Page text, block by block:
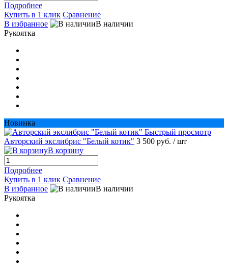
Подробнее
Купить в 1 клик Сравнение
В избранное
В наличии
Рукоятка
Новинка
Быстрый просмотр
Авторский экслибрис "Белый котик" 3 500 руб. / шт
В корзину
Подробнее
Купить в 1 клик Сравнение
В избранное
В наличии
Рукоятка